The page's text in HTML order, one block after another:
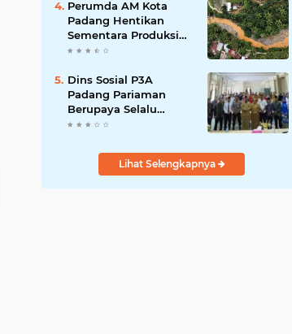
Perumda AM Kota
Padang Hentikan
Sementara Produksi
Akibat Air Keruh
Dins Sosial P3A
Padang Pariaman
Berupaya Selalu
Menyelesaikan
Masyarakat
Lihat Selengkapnya